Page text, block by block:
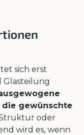
sich erst
gewünschte
Struktur oder
wird es, wenn